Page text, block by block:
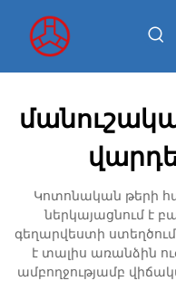
Կոտոնական թերի
ներկայացնում է
գեղարվեստի
է տալիս առանձին
ամբողջությամբ